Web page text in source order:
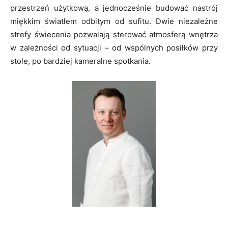
przestrzeń użytkową, a jednocześnie budować nastrój
miękkim światłem odbitym od sufitu. Dwie niezależne
strefy świecenia pozwalają sterować atmosferą wnętrza
w zależności od sytuacji – od wspólnych posiłków przy
stole, po bardziej kameralne spotkania.